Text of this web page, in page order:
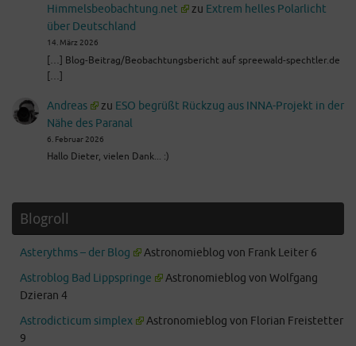
Himmelsbeobachtung.net
zu Extrem helles Polarlicht
über Deutschland
14. März 2026
[…] Blog-Beitrag/Beobachtungsbericht auf spreewald-spechtler.de
[…]
Andreas zu ESO begrüßt Rückzug aus INNA-Projekt in der
Nähe des Paranal
6. Februar 2026
Hallo Dieter, vielen Dank... :)
Blogroll
Asterythms – der Blog
Astronomieblog von Frank Leiter 6
Astroblog Bad Lippspringe
Astronomieblog von Wolfgang
Dzieran 4
Astrodicticum simplex
Astronomieblog von Florian Freistetter
9